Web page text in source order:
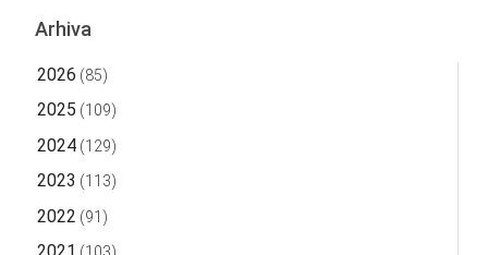
Arhiva
2026 (85)
2025 (109)
2024(129)
2023 (113)
2022 (91)